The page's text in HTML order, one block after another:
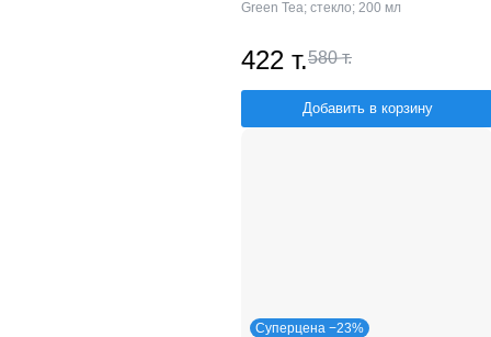
Green Tea; стекло; 200 мл
422 т.580 т.
Добавить в корзину
Суперцена −23%